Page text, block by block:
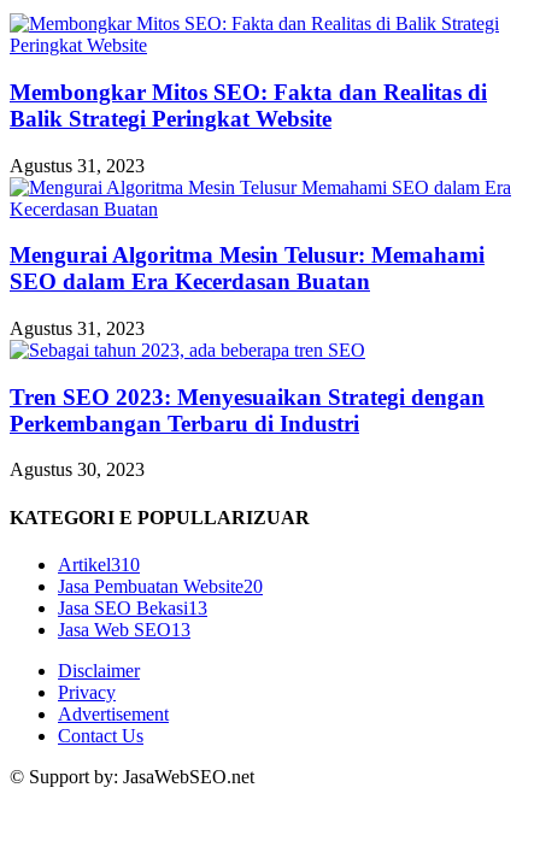
Membongkar Mitos SEO: Fakta dan Realitas di
Balik Strategi Peringkat Website
Agustus 31, 2023
Mengurai Algoritma Mesin Telusur: Memahami
SEO dalam Era Kecerdasan Buatan
Agustus 31, 2023
Tren SEO 2023: Menyesuaikan Strategi dengan
Perkembangan Terbaru di Industri
Agustus 30, 2023
KATEGORI E POPULLARIZUAR
Artikel310
Jasa Pembuatan Website20
Jasa SEO Bekasi13
Jasa Web SEO13
Disclaimer
Privacy
Advertisement
Contact Us
© Support by: JasaWebSEO.net